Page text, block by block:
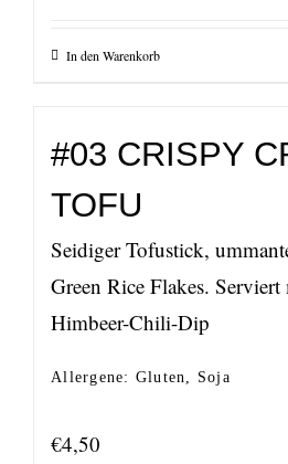
In den Warenkorb
#03 CRISPY
TOFU
Seidiger Tofustick,
Green Rice Flakes.
Himbeer-Chili-Dip
Allergene: Gluten, Soja
€4,50